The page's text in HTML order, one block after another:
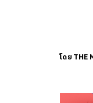
โดย THE